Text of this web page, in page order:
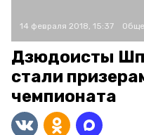
14 февраля 2018, 15:37
Дзюдоисты
стали
чемпионата